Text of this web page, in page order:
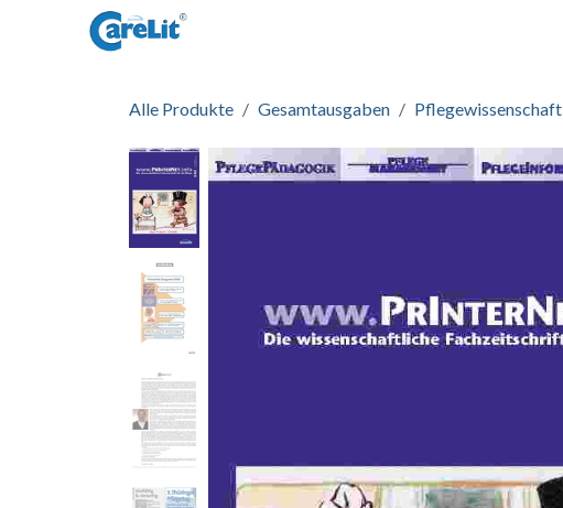
Zum Inhalt springen
Alle Produkte Gesamtausgaben Pflegewissenschaft